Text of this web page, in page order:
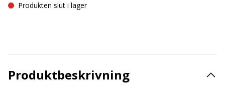
Produkten slut i lager
Produktbeskrivning